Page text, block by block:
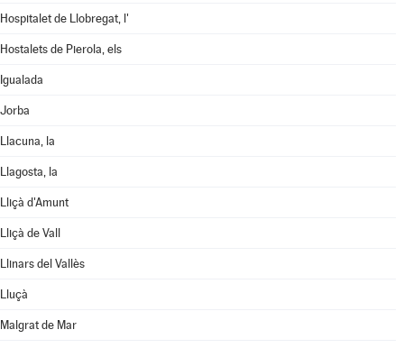
Hospitalet de Llobregat, l'
Hostalets de Pierola, els
Igualada
Jorba
Llacuna, la
Llagosta, la
Lliçà d'Amunt
Lliçà de Vall
Llinars del Vallès
Lluçà
Malgrat de Mar